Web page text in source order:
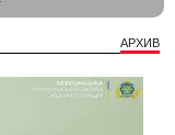
АРХИВ